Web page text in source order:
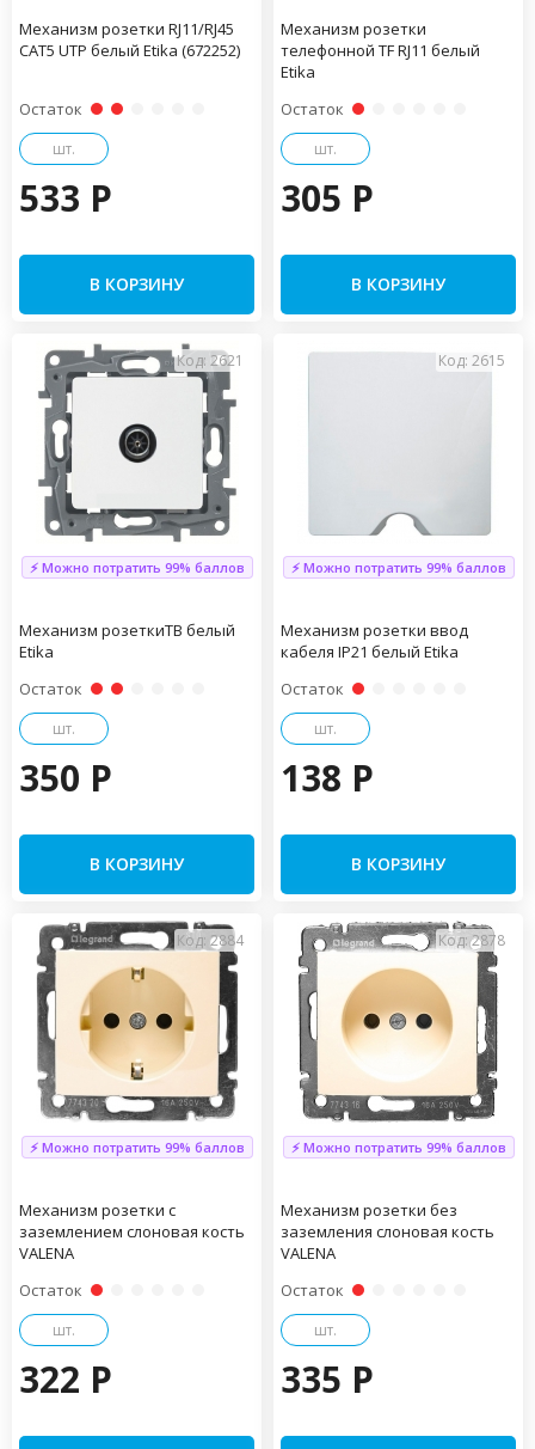
Механизм розетки RJ11/RJ45
CAT5 UTP белый Etika (672252)
Остаток
шт.
533 P
В КОРЗИНУ
Механизм розетки
телефонной TF RJ11 белый
Etika
Остаток
шт.
305 P
В КОРЗИНУ
Код: 2621
⚡ Можно потратить 99% баллов
Механизм розеткиТВ белый
Etika
Остаток
шт.
350 P
В КОРЗИНУ
Код: 2615
⚡ Можно потратить 99% баллов
Механизм розетки ввод
кабеля IP21 белый Etika
Остаток
шт.
138 P
В КОРЗИНУ
Код: 2884
⚡ Можно потратить 99% баллов
Механизм розетки с
заземлением слоновая кость
VALENA
Остаток
шт.
322 P
Код: 2878
⚡ Можно потратить 99% баллов
Механизм розетки без
заземления слоновая кость
VALENA
Остаток
шт.
335 P